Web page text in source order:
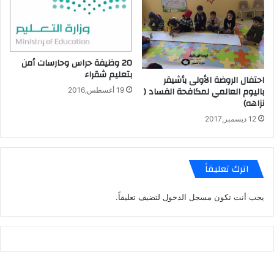
‬احتفال الروضة الأولى بأشيقر
باليوم العالمي لمكافحة الفساد (
نزاهه)
12 ديسمبر,2017
20 وظيفة حراس وحارسات أمن
بتعليم شقراء
19 أغسطس,2016
اترك تعليقاً
يجب أنت تكون مسجل الدخول لتضيف تعليقاً.